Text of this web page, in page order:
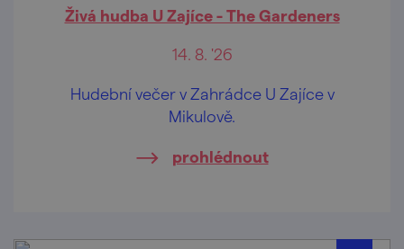
Živá hudba U Zajíce - The Gardeners
14. 8. '26
Hudební večer v Zahrádce U Zajíce v
Mikulově.
prohlédnout